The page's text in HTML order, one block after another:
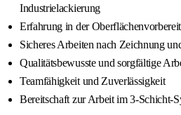
Industrielackierung
Erfahrung in der
Sicheres Arbeiten nach Zeichnung
Qualitätsbewusste und sorgfältige
Teamfähigkeit und Zuverlässigkeit
Bereitschaft zur Arbeit im 3-Schicht-